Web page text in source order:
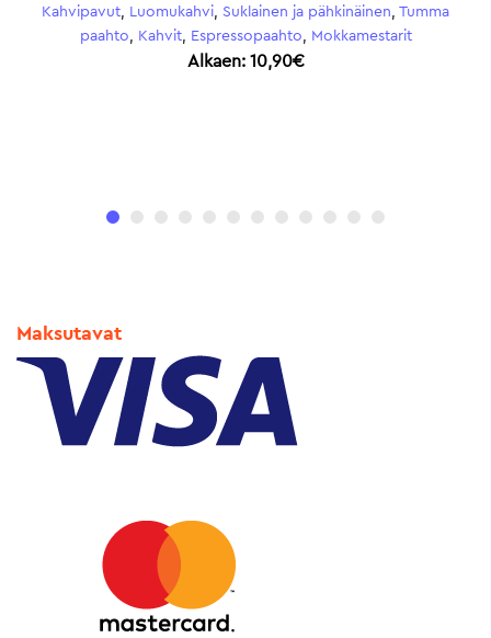
,Tumma
Erittäin tumma paahto,Jauhettu kahvi,
Kahvipavut,Suklainen ja pähkinäinen,Tumma
Espressopaahto
Maksutavat